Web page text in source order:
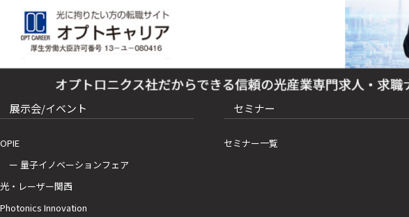
展示会/イベント
OPIE
ー 量子イノベーションフェア
光・レーザー関西
Photonics Innovation
セミナー
セミナー一覧